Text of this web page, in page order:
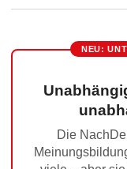
NEU:
Die